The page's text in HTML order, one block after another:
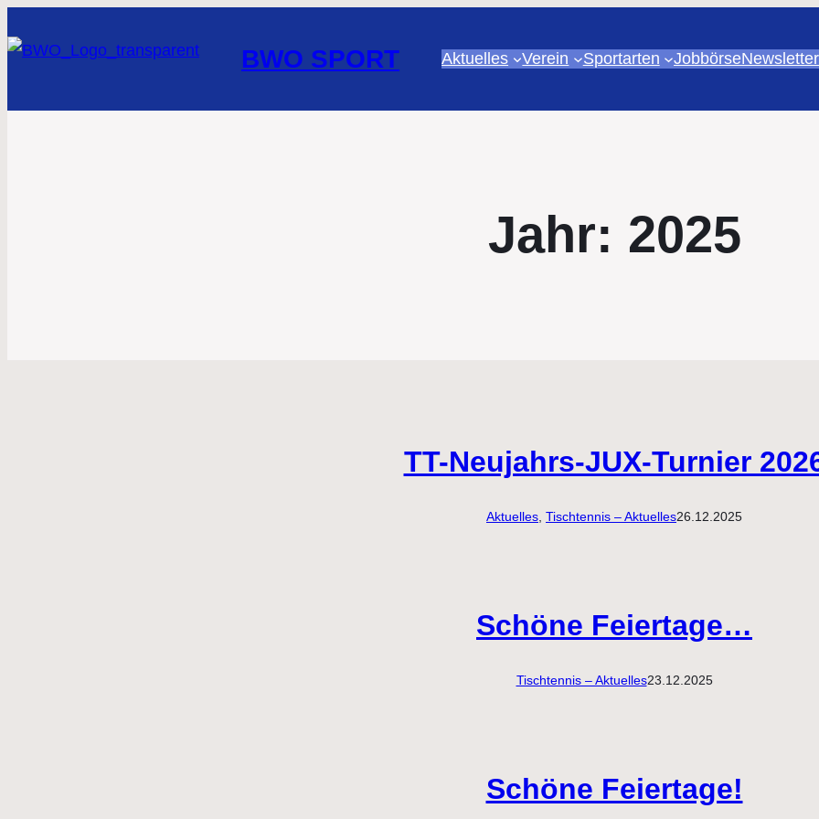
BWO SPORT Aktuelles Verein Sportarten JobbörseNewsletter
Jahr: 2025
TT-Neujahrs-JUX-Turnier
Aktuelles Tischtennis – Aktuelles26.12.2025
Schöne Feiertage…
Tischtennis – Aktuelles23.12.2025
Schöne Feiertage!